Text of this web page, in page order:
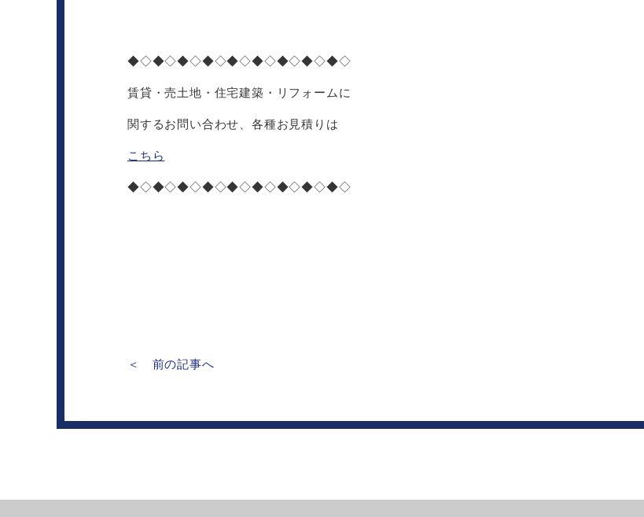
◆◇◆◇◆◇◆◇◆◇◆◇◆◇◆◇◆◇
賃貸・売土地・住宅建築・リフォームに
関するお問い合わせ、各種お見積りは
こちら
◆◇◆◇◆◇◆◇◆◇◆◇◆◇◆◇◆◇
＜ 前の記事へ